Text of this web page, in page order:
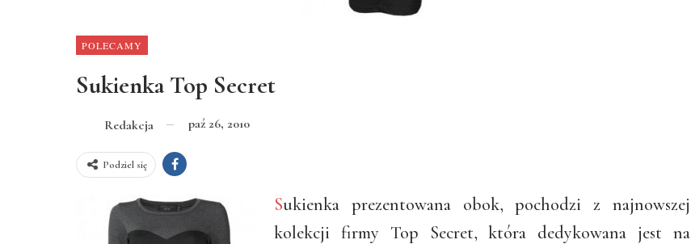
POLECAMY
Sukienka Top Secret
Redakcja paź 26, 2010
Podziel się
Sukienka prezentowana obok, pochodzi z najnowszej
kolekcji firmy Top Secret, która dedykowana jest na